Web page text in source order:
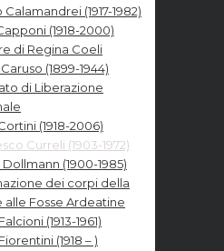
Calamandrei (1917-1982)
(1918-2000)
di Regina Coeli
(1899-1944)
di Liberazione
(1918-2006)
Curreli (1903-1972)
(1900-1985)
dei corpi della
alle Fosse Ardeatine
(1913-1961)
(1918 – )